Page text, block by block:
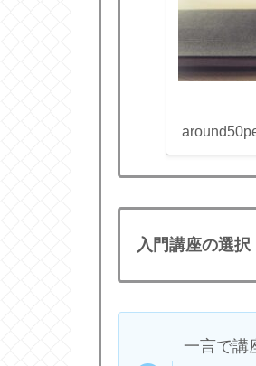
入門講座の選択
一言で講